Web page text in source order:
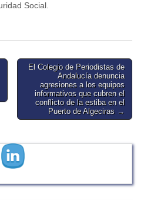
Social.
El Colegio de Periodistas de
Andalucía denuncia
agresiones a los equipos
informativos que cubren el
conflicto de la estiba en el
Puerto de Algeciras →